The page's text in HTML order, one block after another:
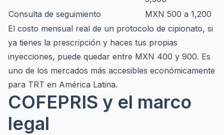
Consulta de seguimiento
MXN 500 a 1,200
El costo mensual real de un protocolo de cipionato, si
ya tienes la prescripción y haces tus propias
inyecciones, puede quedar entre MXN 400 y 900. Es
uno de los mercados más accesibles económicamente
para TRT en América Latina.
COFEPRIS y el marco
legal